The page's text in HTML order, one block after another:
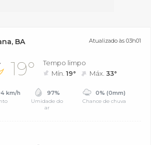
BA Atualizado às 03h01
19°
Tempo limpo
Mín.19° Máx.33°
km/h 97%
Umidade do
ar
0% (0mm)
Chance de chuva